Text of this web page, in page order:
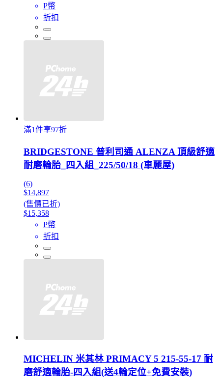
P幣
折扣
滿1件享97折
BRIDGESTONE 普利司通 ALENZA 頂級舒適
耐磨輪胎_四入組_225/50/18 (車麗屋)
(6)
$14,897
(售價已折)
$15,358
P幣
折扣
MICHELIN 米其林 PRIMACY 5 215-55-17 耐
磨舒適輪胎-四入組(送4輪定位+免費安裝)